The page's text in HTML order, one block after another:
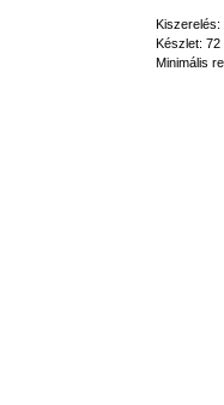
Kiszerelés:
Készlet: 72
Minimális